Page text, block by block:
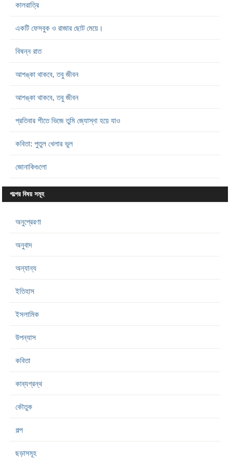
কালরাত্রি
একটি ফেসবুক ও রাজার ছোট মেয়ে।
বিষন্ন রাত
আশঙ্কা থাকবে, তবু জীবন
আশঙ্কা থাকবে, তবু জীবন
প্রতিবার শীতে ভিজে তুমি জ্যোস্না হয়ে যাও
কবিতা: পুতুল খেলার ভুল
জোনাকিগুলো
গল্পের বিষয় সমূহ
অনুপ্রেরণা
অনুবাদ
অন্যান্য
ইতিহাস
ইসলামিক
উপন্যাস
কবিতা
কাব্যগ্রন্থ
কৌতুক
গল্প
ছড়াসমূহ